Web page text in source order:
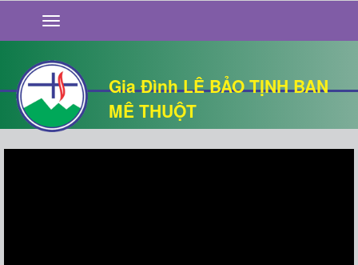
Gia Đình LÊ BẢO TỊNH BAN
MÊ THUỘT
GIỚI THIỆU
TIN TỨC
SỐNG ĐẠO
CHUYỆN NHÀ
QUÁN VĂN